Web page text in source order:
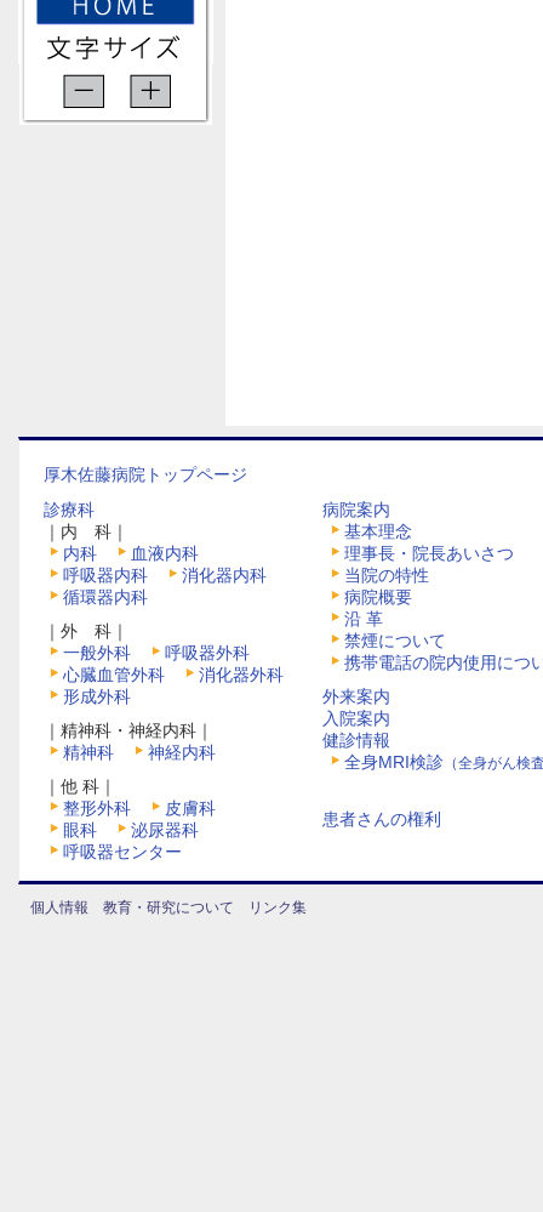
厚木佐藤病院トップページ
診療科
｜内 科｜
内科
血液内科
呼吸器内科
消化器内科
循環器内科
｜外 科｜
一般外科
呼吸器外科
心臓血管外科
消化器外科
形成外科
｜精神科・神経内科｜
精神科
神経内科
｜他 科｜
整形外科
皮膚科
眼科
泌尿器科
呼吸器センター
病院案内
基本理念
理事長・院長あいさつ
当院の特性
病院概要
沿 革
禁煙について
携帯電話の院内使用につ
外来案内
入院案内
健診情報
全身MRI検診 （全身がん検
患者さんの権利
個人情報 教育・研究について リンク集